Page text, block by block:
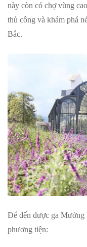
này còn có chợ vùng
thủ công và khám phá
Bắc.
Để đến được ga Mường
phương tiện: